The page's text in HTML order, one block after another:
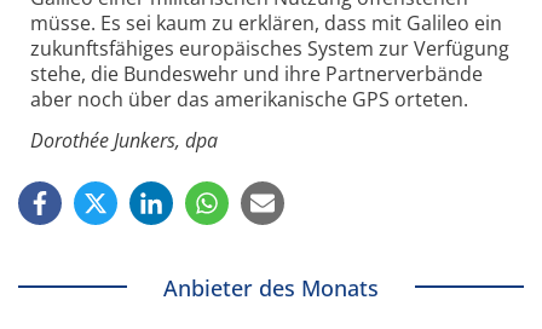
müsse. Es sei kaum zu erklären, dass mit Galileo ein
zukunftsfähiges europäisches System zur Verfügung
stehe, die Bundeswehr und ihre Partnerverbände
aber noch über das amerikanische GPS orteten.
Dorothée Junkers, dpa
Anbieter des Monats